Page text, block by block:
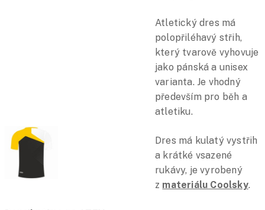
Atletický dres má
polopřiléhavý střih,
který tvarově vyhovuje
jako pánská a unisex
varianta. Je vhodný
především pro běh a
atletiku.
Dres má kulatý vystřih
a krátké vsazené
rukávy, je vyrobený
z materiálu Coolsky.